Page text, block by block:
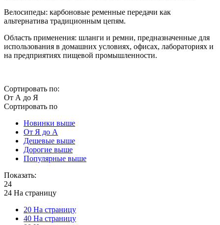
Велосипеды: карбоновые ременные передачи как
альтернатива традиционным цепям.
Область применения: шланги и ремни, предназначенные для
использования в домашних условиях, офисах, лабораториях и
на предприятиях пищевой промышленности.
Сортировать по:
От А до Я
Сортировать по
Новинки выше
От Я до А
Дешевые выше
Дорогие выше
Популярные выше
Показать:
24
24 На страницу
20 На страницу
40 На страницу